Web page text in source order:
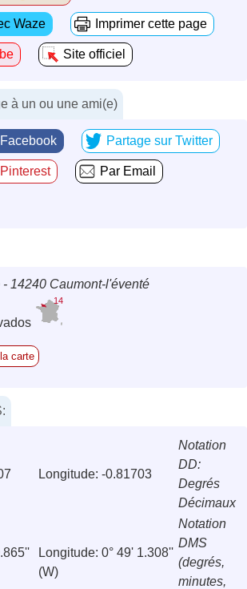
Waze Imprimer cette page
Site officiel
à un ou une ami(e)
Partage sur Twitter
Par Email
14240 Caumont-l'éventé
14
carte
Longitude: -0.81703
Notation
DD:
Degrés
Décimaux
Longitude: 0° 49' 1.308''
(W)
Notation
DMS
(degrés,
minutes,